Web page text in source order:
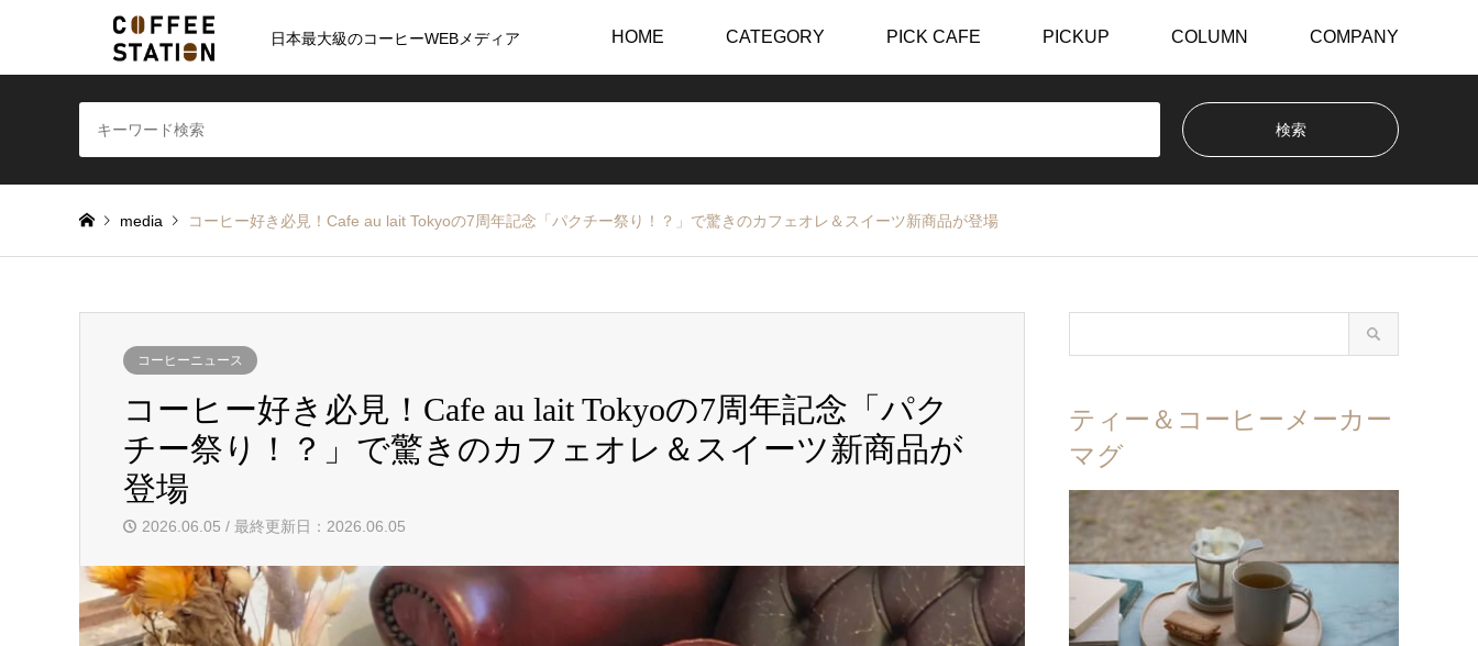
日本最大級のコーヒーWEBメディア HOME CATEGORY PICK CAFE PICKUP COLUMN COMPANY
media コーヒー好き必見！Cafe au lait Tokyoの7周年記念「パクチー祭り！？」で驚きのカフェオレ＆スイーツ新商品が登場
コーヒーニュース
コーヒー好き必見！Cafe au lait Tokyoの7周年記念「パク
チー祭り！？」で驚きのカフェオレ＆スイーツ新商品が
登場
2026.06.05 / 最終更新日：2026.06.05
ティー＆コーヒーメーカー
マグ